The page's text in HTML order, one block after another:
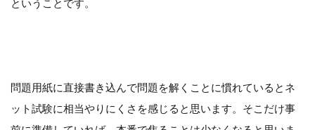
ということです。
問題用紙に直接書き込んで問題を解くことに慣れているとネ
ット試験に相当やりにくさを感じると思います。そこだけ事